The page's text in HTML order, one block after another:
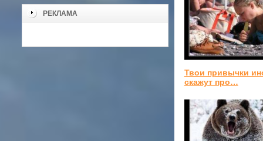
РЕКЛАМА
Твои привычки
скажут про…